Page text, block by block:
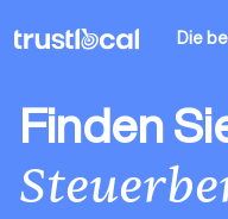
Die
Finden